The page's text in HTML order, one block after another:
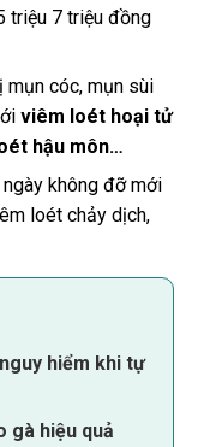
triệu 7 triệu đồng
cóc, mụn sùi
viêm loét hoại tử
hậu môn…
không đỡ mới
loét chảy dịch,
hiểm khi tự
gà hiệu quả